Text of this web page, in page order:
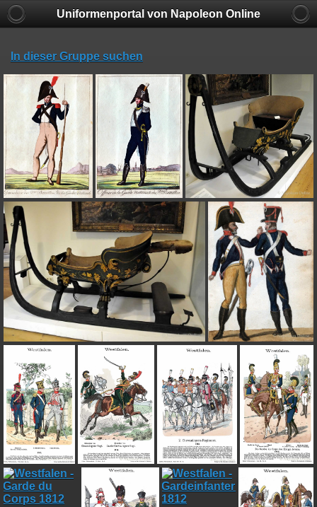
Uniformenportal von Napoleon Online
In dieser Gruppe suchen